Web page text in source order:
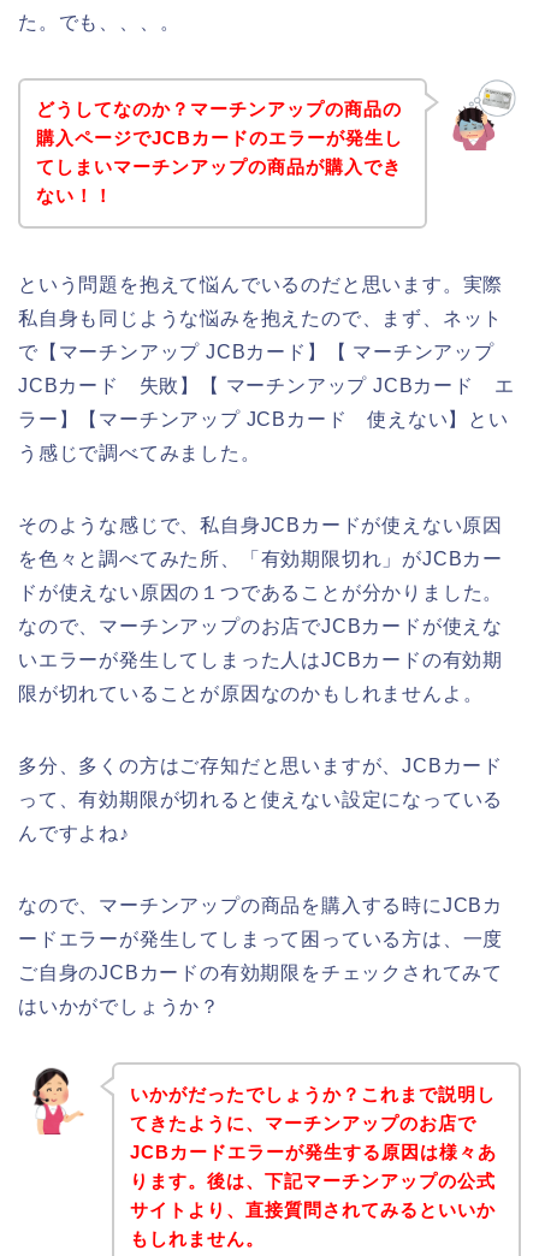
た。でも、、、。
どうしてなのか？マーチンアップの商品の
購入ページでJCBカードのエラーが発生し
てしまいマーチンアップの商品が購入でき
ない！！
という問題を抱えて悩んでいるのだと思います。実際
私自身も同じような悩みを抱えたので、まず、ネット
で【マーチンアップ JCBカード】【 マーチンアップ
JCBカード 失敗】【 マーチンアップ JCBカード エ
ラー】【マーチンアップ JCBカード 使えない】とい
う感じで調べてみました。
そのような感じで、私自身JCBカードが使えない原因
を色々と調べてみた所、「有効期限切れ」がJCBカー
ドが使えない原因の１つであることが分かりました。
なので、マーチンアップのお店でJCBカードが使えな
いエラーが発生してしまった人はJCBカードの有効期
限が切れていることが原因なのかもしれませんよ。
多分、多くの方はご存知だと思いますが、JCBカード
って、有効期限が切れると使えない設定になっている
んですよね♪
なので、マーチンアップの商品を購入する時にJCBカ
ードエラーが発生してしまって困っている方は、一度
ご自身のJCBカードの有効期限をチェックされてみて
はいかがでしょうか？
いかがだったでしょうか？これまで説明し
てきたように、マーチンアップのお店で
JCBカードエラーが発生する原因は様々あ
ります。後は、下記マーチンアップの公式
サイトより、直接質問されてみるといいか
もしれません。